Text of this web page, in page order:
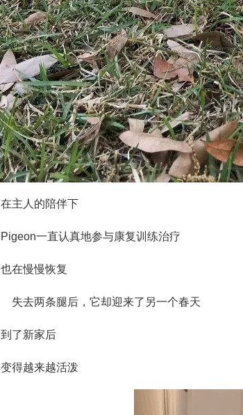
在主人的陪伴下
Pigeon一直认真地参与康复训练治疗
也在慢慢恢复
到了新家后
变得越来越活泼